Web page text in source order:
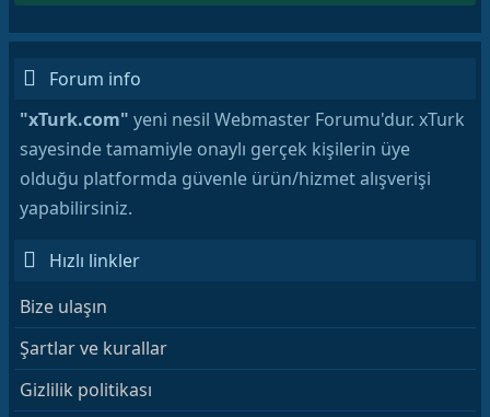
Forum info
"xTurk.com" yeni nesil Webmaster Forumu'dur. xTurk
sayesinde tamamiyle onaylı gerçek kişilerin üye
olduğu platformda güvenle ürün/hizmet alışverişi
yapabilirsiniz.
Hızlı linkler
Bize ulaşın
Şartlar ve kurallar
Gizlilik politikası